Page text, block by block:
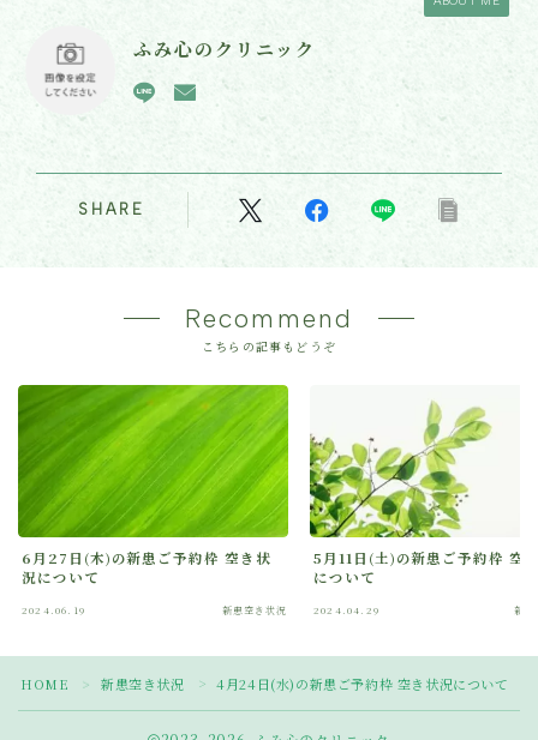
Follow Me
ふみ心のクリニック
SHARE
Recommend
こちらの記事もどうぞ
6月27日(木)の新患ご予約枠 空き状
況について
2024.06.19 新患空き状況
5月11日(土)の新患ご予約枠 空
について
2024.04.29 新患
HOME ＞ 新患空き状況 ＞ 4月24日(水)の新患ご予約枠 空き状況について